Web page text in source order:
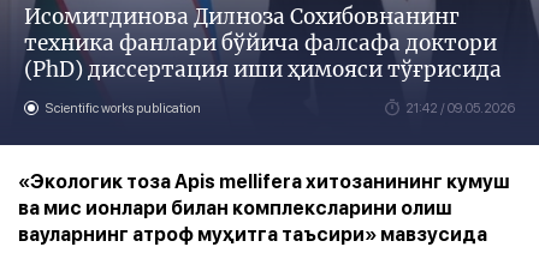
Исомитдинова Дилноза Сохибовнанинг
техника фанлари бўйича фалсафа доктори
(PhD) диссертaция иши ҳимояси тўғрисида
Scientific works publication 21:42 / 09.05.2026
«Экологик тоза Apis mellifera хитозанининг кумуш
ва мис ионлари билан комплексларини олиш
вауларнинг атроф муҳитга таъсири» мавзусида